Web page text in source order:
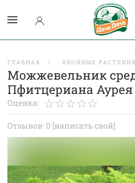
ГЛАВНАЯ ХВОЙНЫЕ РАСТЕНИЯ
Можжевельник
Пфитцериана Аурея
Оценка:
Отзывов: 0 [написать свой]